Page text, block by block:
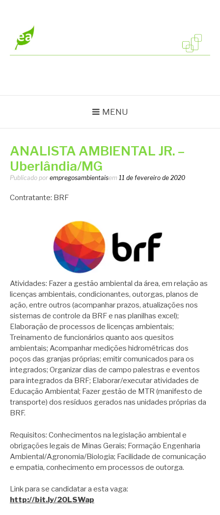
conteúdo
MENU
ANALISTA AMBIENTAL JR. –
Uberlândia/MG
Publicado por empregosambientaisem 11 de fevereiro de 2020
Contratante: BRF
Atividades: Fazer a gestão ambiental da área, em relação as
licenças ambientais, condicionantes, outorgas, planos de
ação, entre outros (acompanhar prazos, atualizações nos
sistemas de controle da BRF e nas planilhas excel);
Elaboração de processos de licenças ambientais;
Treinamento de funcionários quanto aos quesitos
ambientais; Acompanhar medições hidrométricas dos
poços das granjas próprias; emitir comunicados para os
integrados; Organizar dias de campo palestras e eventos
para integrados da BRF; Elaborar/executar atividades de
Educação Ambiental; Fazer gestão de MTR (manifesto de
transporte) dos resíduos gerados nas unidades próprias da
BRF.
Requisitos: Conhecimentos na legislação ambiental e
obrigações legais de Minas Gerais; Formação Engenharia
Ambiental/Agronomia/Biologia; Facilidade de comunicação
e empatia, conhecimento em processos de outorga.
Link para se candidatar a esta vaga:
http://bit.ly/2OLSWap